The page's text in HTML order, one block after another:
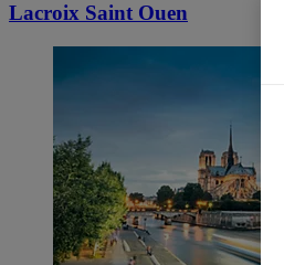
Lacroix Saint Ouen